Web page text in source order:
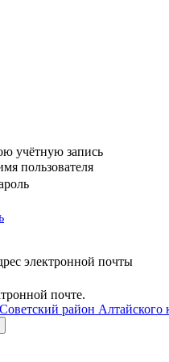
учётную запись
пользователя
электронной почты
почте.
район Алтайского